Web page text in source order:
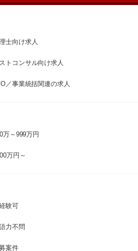
士向け求人
トコンサル向け求人
／事業統括関連の求人
万～999万円
万円～
験可
力不問
案件